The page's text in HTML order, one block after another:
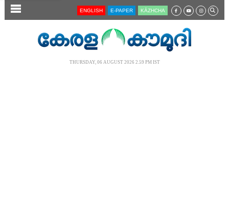
SECTIONS ENGLISH E-PAPER KĀZHCHA
THURSDAY, 06 AUGUST 2026 2.59 PM IST